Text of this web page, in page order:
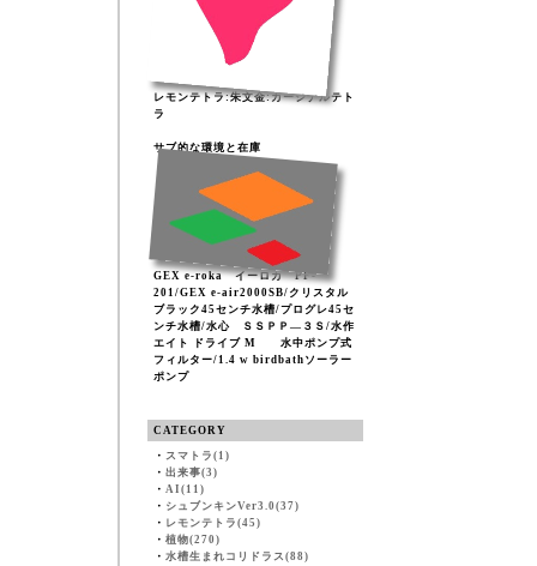
レモンテトラ:朱文金:カージナルテト
ラ
サブ的な環境と在庫
GEX e-roka イーロカ PF-
201/GEX e-air2000SB/クリスタル
ブラック45センチ水槽/プログレ45セ
ンチ水槽/水心 ＳＳＰＰ―３Ｓ/水作
エイト ドライブ M 水中ポンプ式
フィルター/1.4 w birdbathソーラー
ポンプ
CATEGORY
・ スマトラ(1)
・ 出来事(3)
・ AI(11)
・ シュブンキンVer3.0(37)
・ レモンテトラ(45)
・ 植物(270)
・ 水槽生まれコリドラス(88)